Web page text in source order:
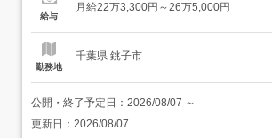
専従1日勤:8:30～17:30(休憩60分) 勤務形
給与
月給22万3,300円～26万5,000円
勤務地
千葉県 銚子市
公開・終了予定日： 2026/08/07 ～
更新日： 2026/08/07